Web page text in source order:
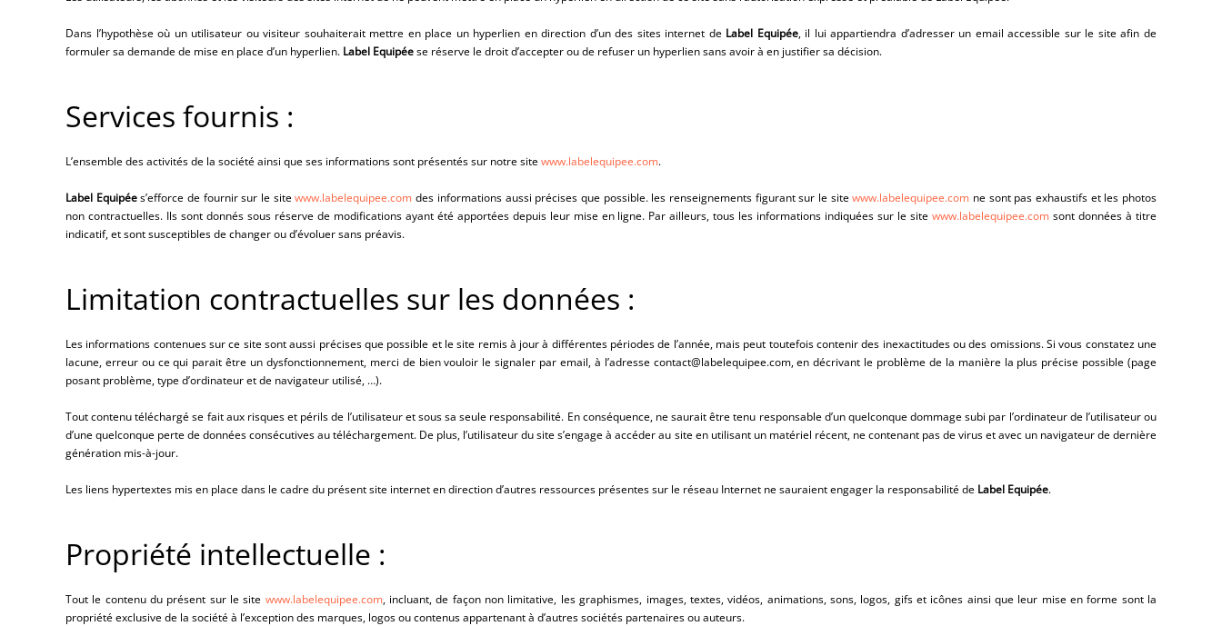
Dans l’hypothèse où un utilisateur ou visiteur souhaiterait mettre en place un hyperlien en direction d’un des sites internet de Label Equipée, il lui appartiendra d’adresser un email accessible sur le site afin de
formuler sa demande de mise en place d’un hyperlien. Label Equipéese réserve le droit d’accepter ou de refuser un hyperlien sans avoir à en justifier sa décision.
Services fournis :
L’ensemble des activités de la société ainsi que ses informations sont présentés sur notre sitewww.labelequipee.com.
Label Equipée s’efforce de fournir sur le site www.labelequipee.com des informations aussi précises que possible. les renseignements figurant sur le site www.labelequipee.com ne sont pas exhaustifs et les photos
non contractuelles. Ils sont donnés sous réserve de modifications ayant été apportées depuis leur mise en ligne. Par ailleurs, tous les informations indiquées sur le site www.labelequipee.com sont données à titre
indicatif, et sont susceptibles de changer ou d’évoluer sans préavis.
Limitation contractuelles sur les données :
Les informations contenues sur ce site sont aussi précises que possible et le site remis à jour à différentes périodes de l’année, mais peut toutefois contenir des inexactitudes ou des omissions. Si vous constatez une
lacune, erreur ou ce qui parait être un dysfonctionnement, merci de bien vouloir le signaler par email, à l’adresse contact@labelequipee.com, en décrivant le problème de la manière la plus précise possible (page
posant problème, type d’ordinateur et de navigateur utilisé, …).
Tout contenu téléchargé se fait aux risques et périls de l’utilisateur et sous sa seule responsabilité. En conséquence, ne saurait être tenu responsable d’un quelconque dommage subi par l’ordinateur de l’utilisateur ou
d’une quelconque perte de données consécutives au téléchargement. De plus, l’utilisateur du site s’engage à accéder au site en utilisant un matériel récent, ne contenant pas de virus et avec un navigateur de dernière
génération mis-à-jour.
Les liens hypertextes mis en place dans le cadre du présent site internet en direction d’autres ressources présentes sur le réseau Internet ne sauraient engager la responsabilité de Label Equipée.
Propriété intellectuelle :
Tout le contenu du présent sur le site www.labelequipee.com, incluant, de façon non limitative, les graphismes, images, textes, vidéos, animations, sons, logos, gifs et icônes ainsi que leur mise en forme sont la
propriété exclusive de la société à l’exception des marques, logos ou contenus appartenant à d’autres sociétés partenaires ou auteurs.